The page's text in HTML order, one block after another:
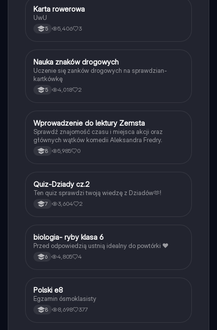
pomocy.
KTechnika
Karta rowerowa
UwU
5 5,406 3
NTechnika
Nauka znaków drogowych
Uczenie się zanków drogowych na sprawdzian-
kartkówkę
5 4,018 2
WJęzyk polski
Wprowadzenie do lektury Zemsta
Sprawdź znajomość czasu i miejsca akcji oraz
głównych wątków komedii Aleksandra Fredry.
8 5,985 0
QJęzyk polski
Quiz-Dziady cz.2
Ten quiz sprawdzi twoją wiedzę z Dziadów🫶!
7 3,604 2
BBiologia
biologia- ryby klasa 6
Przed odpowiedzią ustnią idealny do powtórki ❤️
6 4,805 4
Język polski
Polski e8
Egzamin ósmoklasisty
8 8,698 377